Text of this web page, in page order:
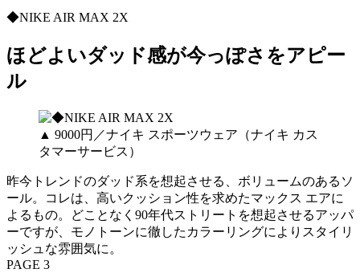
◆NIKE AIR MAX 2X
ほどよいダッド感が今っぽさをアピー
ル
▲ 9000円／ナイキ スポーツウェア（ナイキ カス
タマーサービス）
昨今トレンドのダッド系を想起させる、ボリュームのあるソ
ール。コレは、高いクッション性を求めたマックス エアに
よるもの。どことなく90年代ストリートを想起させるアッパ
ーですが、モノトーンに徹したカラーリングによりスタイリ
ッシュな雰囲気に。
PAGE 3